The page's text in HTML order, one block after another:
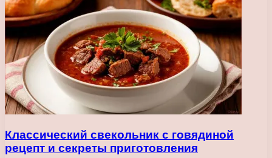
Классический свекольник с говядиной
рецепт и секреты приготовления